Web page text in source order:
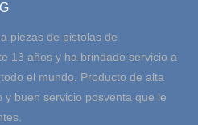
piezas de pistolas de
13 años y ha brindado servicio a
el mundo. Producto de alta
buen servicio posventa que le